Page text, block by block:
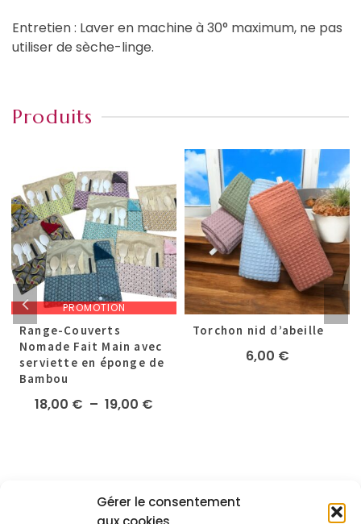
Gérer le consentement
Entretien : Laver en machine à 30° maximum, ne pas
utiliser de sèche-linge.
Produits
PROMOTION
Range-Couverts
Nomade Fait Main avec
serviette en éponge de
Bambou
18,00 € – 19,00 €
19,00 €
Torchon nid d’abeille
6,00 €